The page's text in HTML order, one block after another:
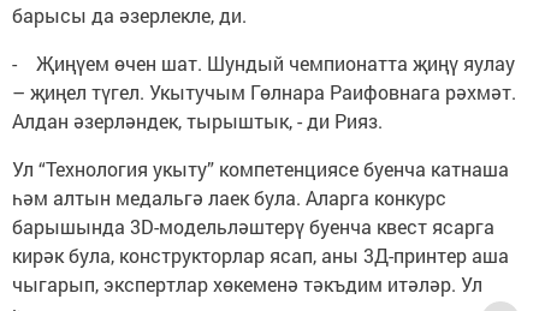
барысы да әзерлекле, ди.
- Җиңүем өчен шат. Шундый чемпионатта җиңү яулау
– җиңел түгел. Укытучым Гөлнара Раифовнага рәхмәт.
Алдан әзерләндек, тырыштык, - ди Рияз.
Ул “Технология укыту” компетенциясе буенча катнаша
һәм алтын медальгә лаек була. Аларга конкурс
барышында 3D-модельләштерү буенча квест ясарга
кирәк була, конструкторлар ясап, аны 3Д-принтер аша
чыгарып, экспертлар хөкеменә тәкъдим итәләр. Ул